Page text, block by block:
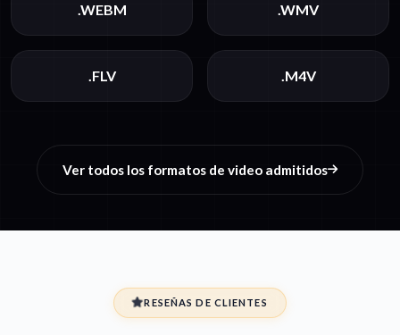
.WEBM .WMV
.FLV .M4V
Ver todos los formatos de video admitidos
RESEÑAS DE CLIENTES